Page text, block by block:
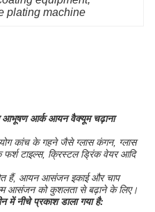
plating machine
आभूषण आर्क आयन वैक्यूम चढ़ाना
कांच के गहने जैसे ग्लास कंगन, ग्लास
फर्श टाइल्स, क्रिस्टल ड्रिंक वेयर आदि
हैं, आयन आसंजन इकाई और चाप
आसंजन को कुशलता से बढ़ाने के लिए।
में नीचे प्रकाश डाला गया है: